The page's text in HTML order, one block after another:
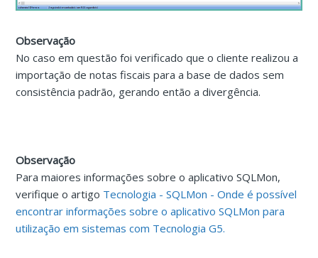
Observação
No caso em questão foi verificado que o cliente realizou a
importação de notas fiscais para a base de dados sem
consistência padrão, gerando então a divergência.
Observação
Para maiores informações sobre o aplicativo SQLMon,
verifique o artigo Tecnologia - SQLMon - Onde é possível
encontrar informações sobre o aplicativo SQLMon para
utilização em sistemas com Tecnologia G5.